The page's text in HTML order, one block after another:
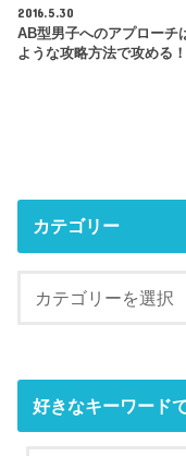
2016.5.30
AB型男子へのアプローチ
ような攻略方法で攻める！
カテゴリー
好きなキーワード